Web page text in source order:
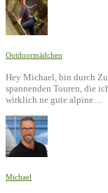
Outdoormädchen
Hey Michael, bin durch
spannenden Touren, die
wirklich ne gute alpine…
Michael